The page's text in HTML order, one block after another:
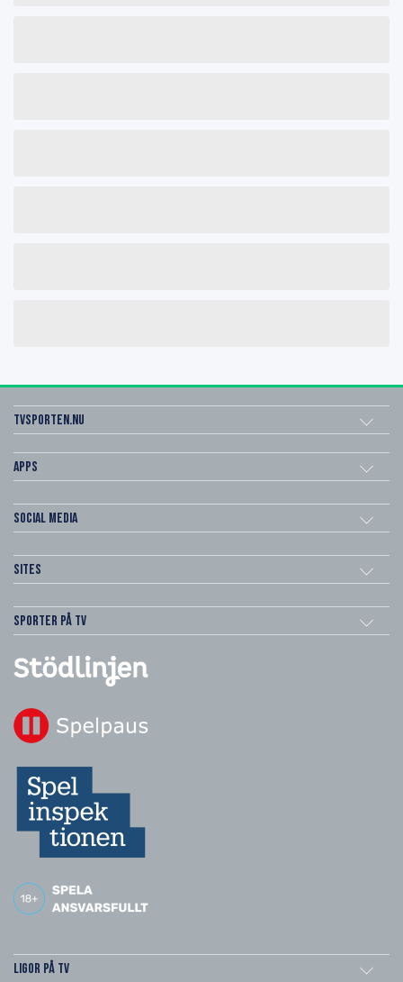
Tvsporten.nu
Apps
Social Media
Sites
Sporter på TV
Ligor på TV